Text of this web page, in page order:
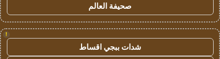
صحيفة العالم
!
شدات ببجي اقساط